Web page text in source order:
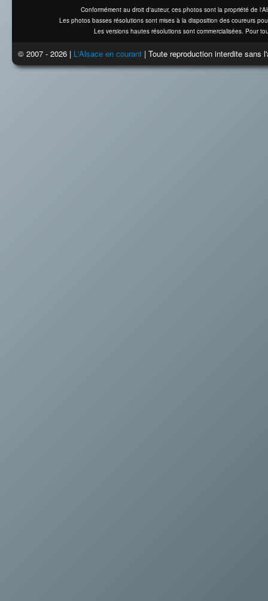
Conformément au droit d'auteur, ces photos sont la propriété de
Les photos basses résolutions sont mises à la disposition des coureurs
Les versions hautes résolutions sont commercialisées. Pour
© 2007 - 2026 | L'Alsace en courant | Toute reproduction interdite sans